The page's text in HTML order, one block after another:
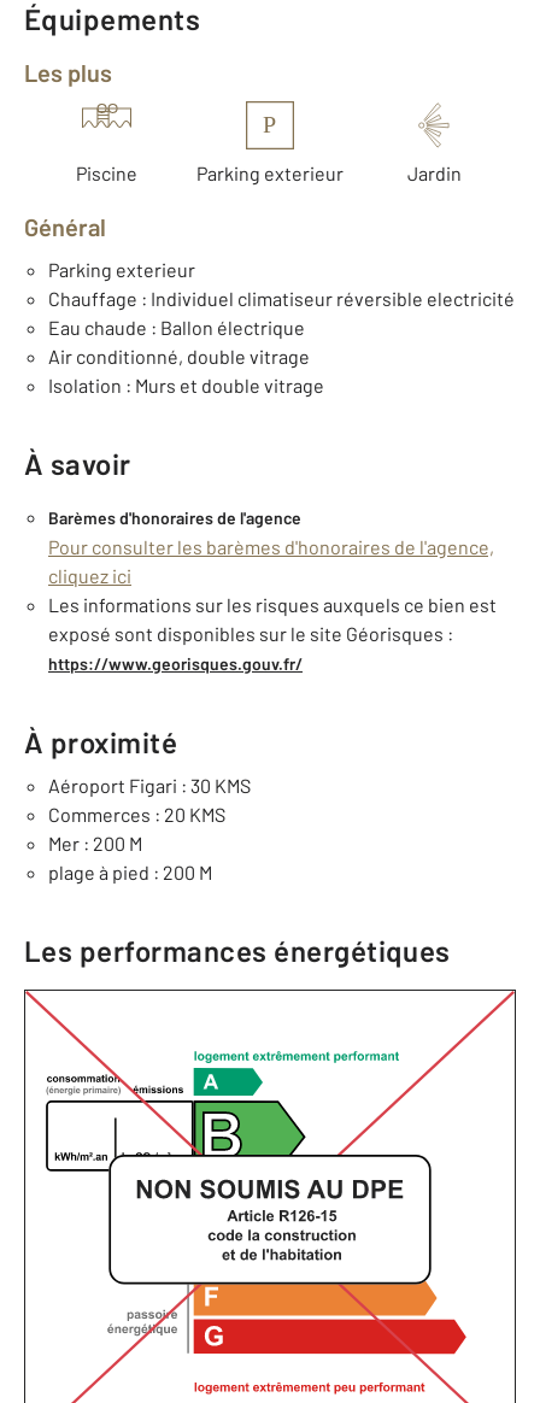
Équipements
Les plus
Piscine
P
Parking exterieur Jardin
Général
Parking exterieur
Chauffage : Individuel climatiseur réversible electricité
Eau chaude : Ballon électrique
Air conditionné, double vitrage
Isolation : Murs et double vitrage
À savoir
Barèmes d'honoraires de l'agence
Pour consulter les barèmes d'honoraires de l'agence,
cliquez ici
Les informations sur les risques auxquels ce bien est
exposé sont disponibles sur le site Géorisques :
https://www.georisques.gouv.fr/
À proximité
Aéroport Figari : 30 KMS
Commerces : 20 KMS
Mer : 200 M
plage à pied : 200 M
Les performances énergétiques